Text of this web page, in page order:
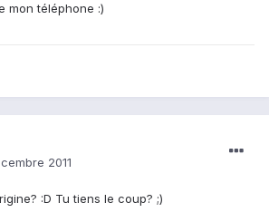
mon téléphone :)
2011
:D Tu tiens le coup? ;)